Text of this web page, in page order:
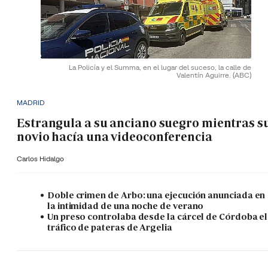
La Policía y el Summa, en el lugar del suceso, la calle de
Valentín Aguirre. (ABC)
MADRID
Estrangula a su anciano suegro mientras
novio hacía una videoconferencia
Carlos Hidalgo
Doble crimen de Arbo: una ejecución anunciada en
la intimidad de una noche de verano
Un preso controlaba desde la cárcel de Córdoba el
tráfico de pateras de Argelia